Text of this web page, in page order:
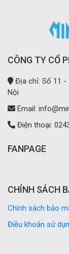
CÔNG TY CỔ
Địa chỉ: Số 11 -
Nội
Email:
Điện thoại:
FANPAGE
CHÍNH SÁCH
Chính sách bảo
Điều khoản sử